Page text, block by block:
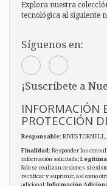
Explora nuestra
tecnológica al siguiente
Síguenos en:
¡Suscríbete a
INFORMACIÓN
PROTECCIÓN
Responsable: RIVES TORNELL,
Finalidad: Responder las
información solicitada;
Solo se realizan cesiones si
rectificar y suprimir, así como
adicional;Información